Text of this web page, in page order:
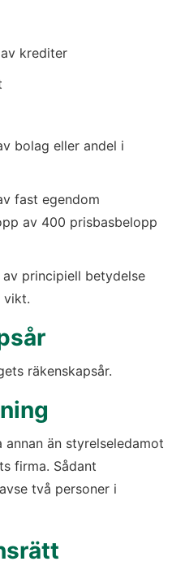
krediter
bolag eller andel i
fast egendom
av 400 prisbasbelopp
av principiell betydelse
vikt.
räkenskapsår.
än styrelseledamot
firma. Sådant
två personer i